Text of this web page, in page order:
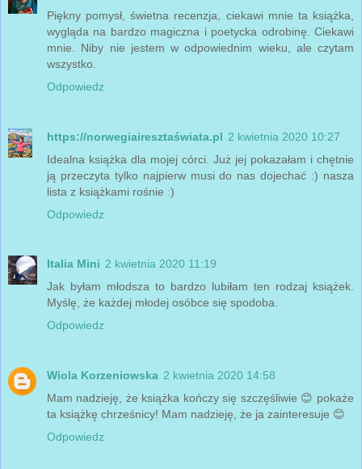
Piękny pomysł, świetna recenzja, ciekawi mnie ta książka,
wygląda na bardzo magiczna i poetycka odrobinę. Ciekawi
mnie. Niby nie jestem w odpowiednim wieku, ale czytam
wszystko.
Odpowiedz
https://norwegiairesztaświata.pl 2 kwietnia 2020 10:27
Idealna książka dla mojej córci. Już jej pokazałam i chętnie
ją przeczyta tylko najpierw musi do nas dojechać :) nasza
lista z książkami rośnie :)
Odpowiedz
Italia Mini 2 kwietnia 2020 11:19
Jak byłam młodsza to bardzo lubiłam ten rodzaj książek.
Myślę, że każdej młodej osóbce się spodoba.
Odpowiedz
Wiola Korzeniowska 2 kwietnia 2020 14:58
Mam nadzieję, że książka kończy się szczęśliwie 😊 pokaże
ta książkę chrześnicy! Mam nadzieję, że ja zainteresuje 😊
Odpowiedz